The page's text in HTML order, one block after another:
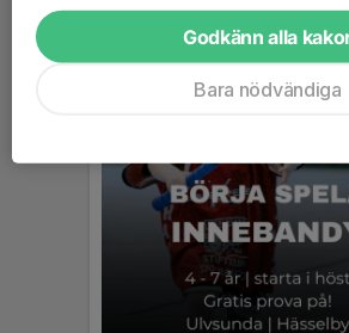
Godkänn alla
Bara nödvändiga